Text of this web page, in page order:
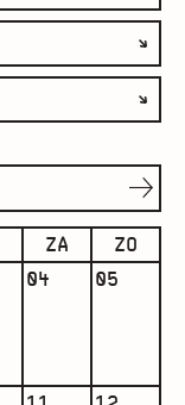
ZA
ZO
04 05